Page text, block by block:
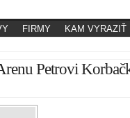
FIRMY KAM VYRAZIŤ
Petrovi